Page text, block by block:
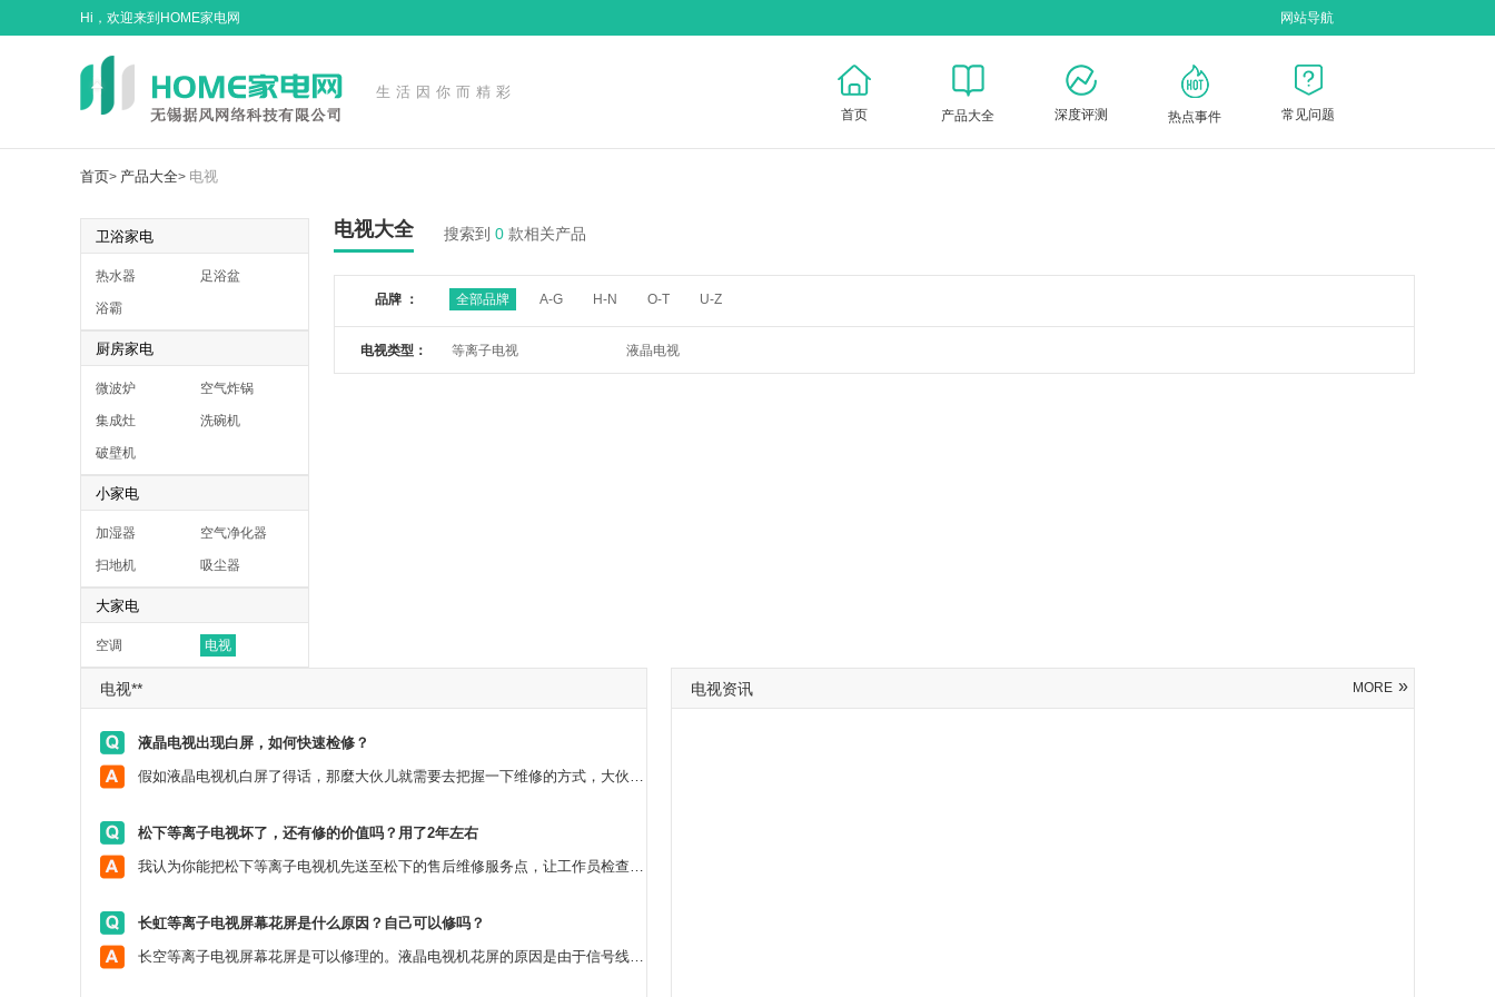
Hi，欢迎来到HOME家电网 网站导航
生活因你而精彩
首页 产品大全 深度评测 热点事件 常见问题
首页> 产品大全> 电视
卫浴家电
热水器 足浴盆
浴霸
厨房家电
微波炉 空气炸锅
集成灶 洗碗机
破壁机
小家电
加湿器 空气净化器
扫地机 吸尘器
大家电
空调 电视
电视大全 搜索到 0 款相关产品
品牌 ： 全部品牌 A-G H-N O-T U-Z
电视类型： 等离子电视 液晶电视
电视**
液晶电视出现白屏，如何快速检修？
假如液晶电视机白屏了得话，那麼大伙儿就需要去把握一下维修的方式，大伙儿能够把液晶电视机的屏布线，去开展再次的联接工作中，假如电视机白屏好啦得话，那麼就证实是屏布线掉下来了，大伙儿还可以请液晶电视的维修人员来开展维修，她们较为有工作经验一点。
松下等离子电视坏了，还有修的价值吗？用了2年左右
我认为你能把松下等离子电视机先送至松下的售后维修服务点，让工作员检查一下是哪里出难题了，随后维修花费大约多少钱，假如价钱不高得话，在一两百元上下，那么你能够考虑到维修一下。假如价钱超出800元，那么就沒有修的必需了。由于像小米电视，能够网络连接，界面也很艳丽，全新升级的价钱大约在1500元上下，还比不上立即买部新的，方便也划算。
长虹等离子电视屏幕花屏是什么原因？自己可以修吗？
长空等离子电视屏幕花屏是可以修理的。液晶电视机花屏的原因是由于信号线借口松动，主要将后盖拆下来，然后重新连接一下借口，花屏的现象就会好很多。但是如果说在你做完刚才的操作之后，花屏的现象并没有得到缓解，那比较好还是能够去维修店找专业人员帮忙看一下。现在大部分家庭都喜欢使用液晶电视机，因为液晶电视机更加美观而且安装特别方便。
电视资讯 MORE »